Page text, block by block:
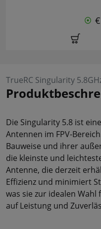
TrueRC Singularity
Die Singularity 5.8 ist
Antennen im FPV-
Bauweise und ihrer
die kleinste und
Antenne, die derzeit
Effizienz und minimiert
was sie zur idealen
auf Leistung und